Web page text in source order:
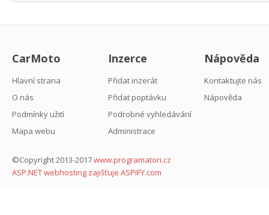
CarMoto
Hlavní strana
O nás
Podmínky užití
Mapa webu
©Copyright 2013-2017www.programatori.cz
ASP.NET webhosting zajišťuje ASPIFY.com
Inzerce
Přidat inzerát
Přidat poptávku
Podrobné vyhledávání
Administrace
Nápověda
Kontaktujte nás
Nápověda